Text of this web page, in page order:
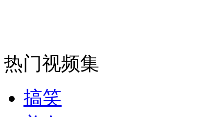
安徽一实载49人客车翻车
热门视频集
搞笑